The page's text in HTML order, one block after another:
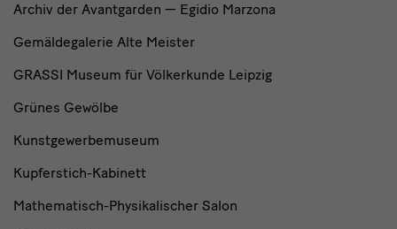
Archiv der Avantgarden — Egidio Marzona
Gemäldegalerie Alte Meister
GRASSI Museum für Völkerkunde Leipzig
Grünes Gewölbe
Kunstgewerbemuseum
Kupferstich-Kabinett
Mathematisch-Physikalischer Salon